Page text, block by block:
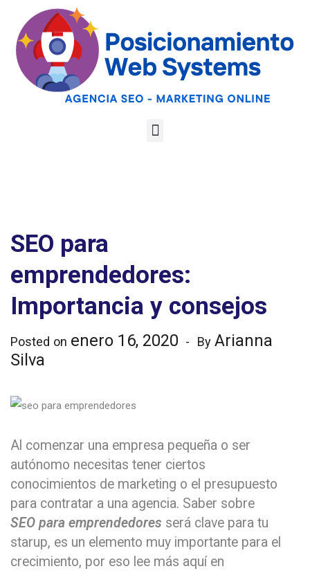
SEO para
emprendedores:
Importancia y consejos
Posted on enero 16, 2020 By Arianna
Silva
Al comenzar una empresa pequeña o ser
autónomo necesitas tener ciertos
conocimientos de marketing o el presupuesto
para contratar a una agencia. Saber sobre
SEO para emprendedores será clave para tu
starup, es un elemento muy importante para el
crecimiento, por eso lee más aquí en
Optimiza tu web
para las AI
Google
Overviews y los
LLMs
Analiza tu web gratis